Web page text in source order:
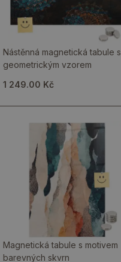
Nástěnná magnetická tabule s
geometrickým vzorem
1 249.00 Kč
Magnetická tabule s motivem
barevných skvrn